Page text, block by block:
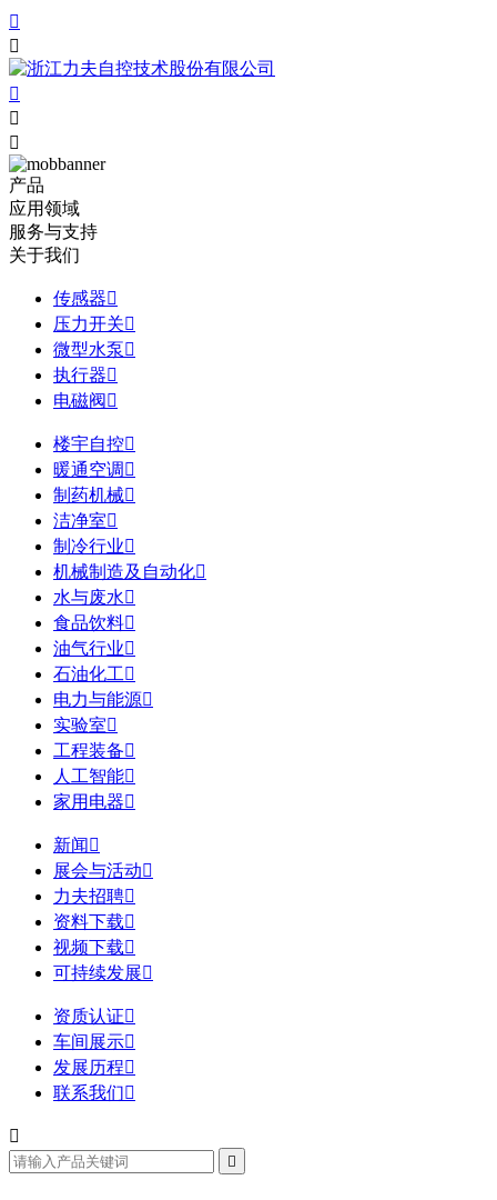





产品
应用领域
服务与支持
关于我们
传感器
压力开关
微型水泵
执行器
电磁阀 
楼宇自控
暖通空调 
制药机械
洁净室
制冷行业
机械制造及自动化
水与废水
食品饮料
油气行业
石油化工
电力与能源
实验室
工程装备
人工智能
家用电器
新闻 
展会与活动
力夫招聘
资料下载
视频下载
可持续发展
资质认证
车间展示
发展历程
联系我们

